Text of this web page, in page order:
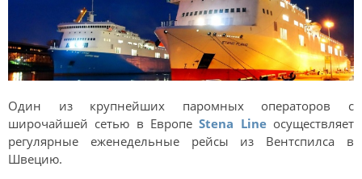
Один из крупнейших паромных операторов с
широчайшей сетью в ЕвропеStena Lineосуществляет
регулярные еженедельные рейсы из Вентспилса в
Швецию.